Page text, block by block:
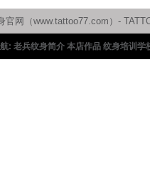
官网（www.tattoo77.com）-
: 老兵纹身简介 本店作品 纹身培训学